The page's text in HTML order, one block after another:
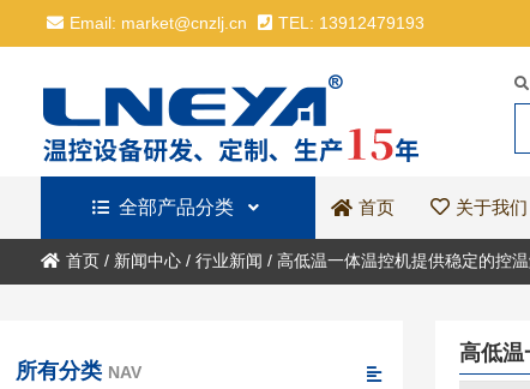
Email: market@cnzlj.cn TEL: 13912479193
全部产品分类 首页 关于我们
首页/ 新闻中心/ 行业新闻 / 高低温一体温控机提供稳定的控
高低温
所有分类 NAV